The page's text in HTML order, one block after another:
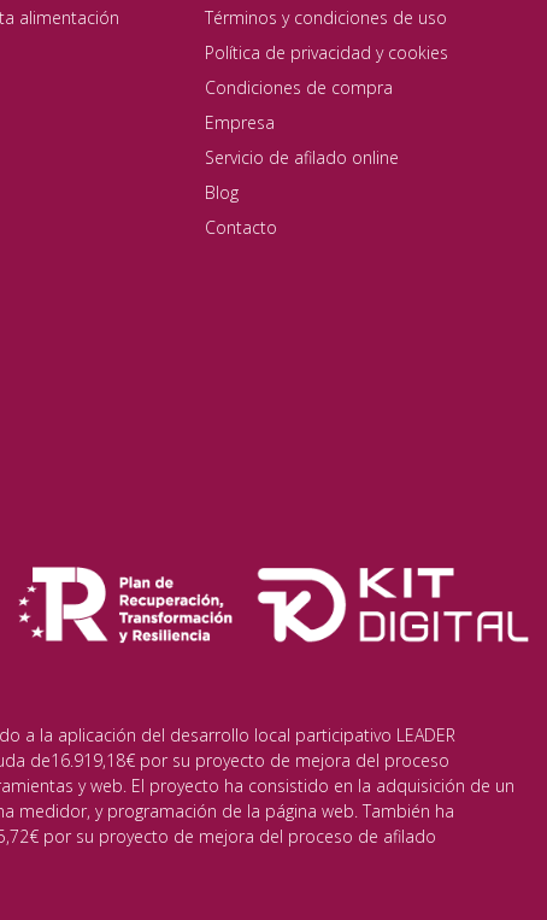
alimentación
Términos y condiciones de uso
Política de privacidad y cookies
Condiciones de compra
Empresa
Servicio de afilado online
Blog
Contacto
a la aplicación del desarrollo local participativo LEADER
de16.919,18€ por su proyecto de mejora del proceso
y web. El proyecto ha consistido en la adquisición de un
medidor, y programación de la página web. También ha
por su proyecto de mejora del proceso de afilado